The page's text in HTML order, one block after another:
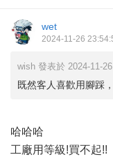
wet
2024-11-26
wish 發表於 2024-11-
既然客人喜歡用腳踩
哈哈哈
工廠用等級!買不起!!